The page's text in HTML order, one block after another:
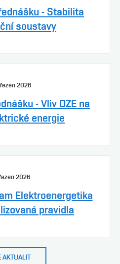
- Stabilita
soustavy
2026
- Vliv OZE na
energie
2026
Elektroenergetika
pravidla
AKTUALIT